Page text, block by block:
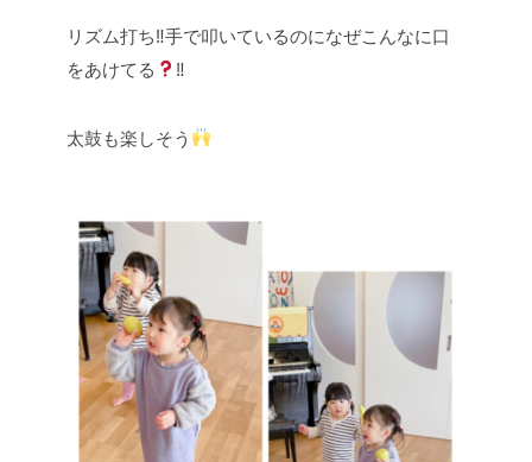
リズム打ち‼︎手で叩いているのになぜこんなに口
をあけてる
‼︎
太鼓も楽しそう